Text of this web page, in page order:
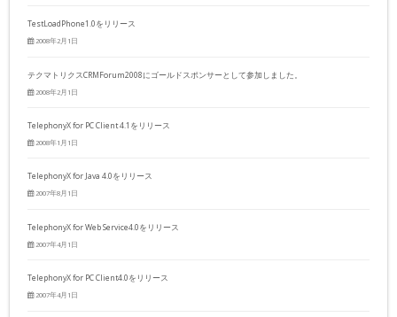
TestLoadPhone1.0をリリース
2008年2月1日
テクマトリクスCRMForum2008にゴールドスポンサーとして参加しました。
2008年2月1日
TelephonyX for PC Client 4.1をリリース
2008年1月1日
TelephonyX for Java 4.0をリリース
2007年8月1日
TelephonyX for Web Service4.0をリリース
2007年4月1日
TelephonyX for PC Client4.0をリリース
2007年4月1日